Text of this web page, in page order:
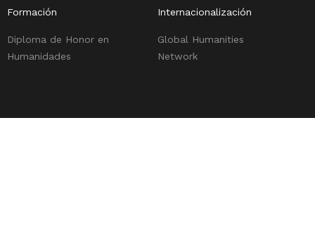
Formación
Diploma de Honor en
Humanidades
Internacionalización
Global Humanities
Network